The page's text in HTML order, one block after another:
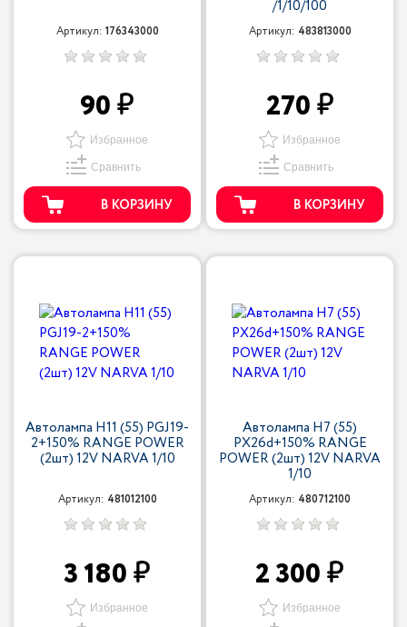
Артикул: 176343000
90
Избранное
Сравнить
В КОРЗИНУ
/1/10/100
Артикул: 483813000
270
Избранное
Сравнить
В КОРЗИНУ
Автолампа H11 (55) PGJ19-
2+150% RANGE POWER
(2шт) 12V NARVA 1/10
Артикул: 481012100
3 180
Избранное
Автолампа H7 (55)
PX26d+150% RANGE
POWER (2шт) 12V NARVA
1/10
Артикул: 480712100
2 300
Избранное